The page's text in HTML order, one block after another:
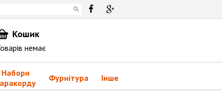
Кошик
немає
Набори
Фурнітура Інше